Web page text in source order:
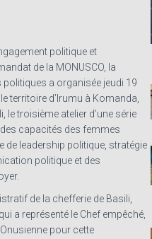
politique et
de la MONUSCO, la
a organisée jeudi 19
territoire d’Irumu à Komanda,
le troisième atelier d’une série
capacités des femmes
de leadership politique, stratégie
politique et des
de la chefferie de Basili,
a représenté le Chef empêché,
pour cette